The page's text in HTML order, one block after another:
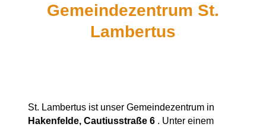
Gemeindezentrum St.
Lambertus
St. Lambertus ist unser Gemeindezentrum in
Hakenfelde, Cautiusstraße 6 . Unter einem